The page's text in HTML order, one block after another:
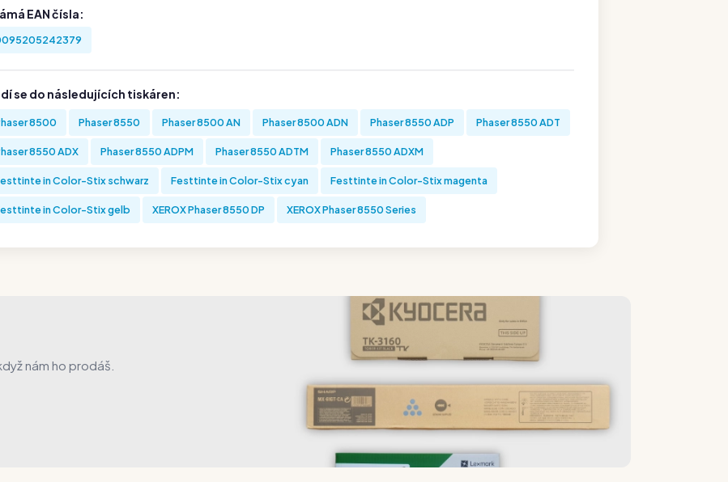
EAN čísla:
se do následujících tiskáren:
8500 Phaser 8550 Phaser 8500 AN Phaser 8500 ADN Phaser 8550 ADP Phaser 8550 ADT
8550 ADX Phaser 8550 ADPM Phaser 8550 ADTM Phaser 8550 ADXM
in Color-Stix schwarz Festtinte in Color-Stix cyan Festtinte in Color-Stix magenta
in Color-Stix gelb XEROX Phaser 8550 DP XEROX Phaser 8550 Series
nám ho prodáš.